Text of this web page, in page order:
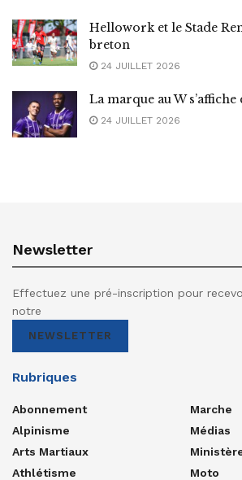
Hellowork et le Stade
breton
24 JUILLET 2026
La marque au W
24 JUILLET 2026
Newsletter
Effectuez une pré-inscription pour
notre
NEWSLETTER
Rubriques
Abonnement
Alpinisme
Arts Martiaux
Athlétisme
Marche
Médias
Moto